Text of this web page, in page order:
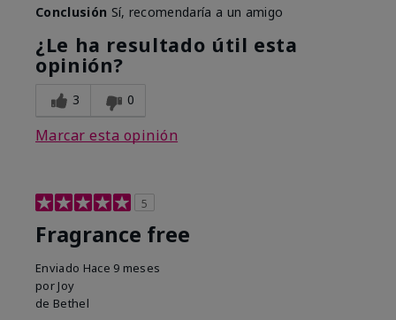
Conclusión Sí, recomendaría a un amigo
¿Le ha resultado útil esta
opinión?
3 0
Marcar esta opinión
5
Fragrance free
Enviado Hace 9 meses
por Joy
de Bethel